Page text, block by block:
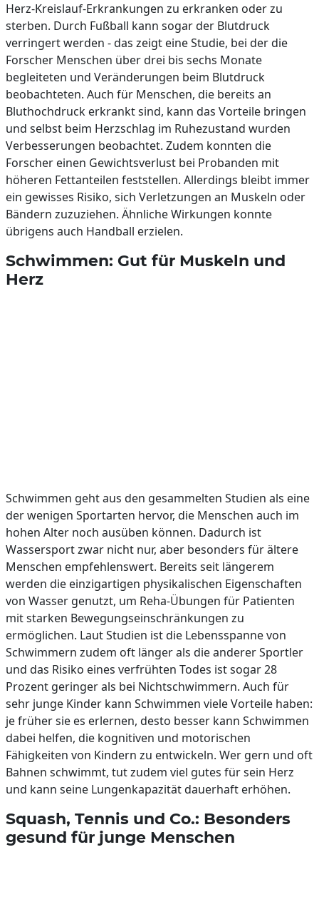
Herz-Kreislauf-Erkrankungen zu erkranken oder zu
sterben. Durch Fußball kann sogar der Blutdruck
verringert werden - das zeigt eine Studie, bei der die
Forscher Menschen über drei bis sechs Monate
begleiteten und Veränderungen beim Blutdruck
beobachteten. Auch für Menschen, die bereits an
Bluthochdruck erkrankt sind, kann das Vorteile bringen
und selbst beim Herzschlag im Ruhezustand wurden
Verbesserungen beobachtet. Zudem konnten die
Forscher einen Gewichtsverlust bei Probanden mit
höheren Fettanteilen feststellen. Allerdings bleibt immer
ein gewisses Risiko, sich Verletzungen an Muskeln oder
Bändern zuzuziehen. Ähnliche Wirkungen konnte
übrigens auch Handball erzielen.
Schwimmen: Gut für Muskeln und
Herz
Schwimmen geht aus den gesammelten Studien als eine
der wenigen Sportarten hervor, die Menschen auch im
hohen Alter noch ausüben können. Dadurch ist
Wassersport zwar nicht nur, aber besonders für ältere
Menschen empfehlenswert. Bereits seit längerem
werden die einzigartigen physikalischen Eigenschaften
von Wasser genutzt, um Reha-Übungen für Patienten
mit starken Bewegungseinschränkungen zu
ermöglichen. Laut Studien ist die Lebensspanne von
Schwimmern zudem oft länger als die anderer Sportler
und das Risiko eines verfrühten Todes ist sogar 28
Prozent geringer als bei Nichtschwimmern. Auch für
sehr junge Kinder kann Schwimmen viele Vorteile haben:
je früher sie es erlernen, desto besser kann Schwimmen
dabei helfen, die kognitiven und motorischen
Fähigkeiten von Kindern zu entwickeln. Wer gern und oft
Bahnen schwimmt, tut zudem viel gutes für sein Herz
und kann seine Lungenkapazität dauerhaft erhöhen.
Squash, Tennis und Co.: Besonders
gesund für junge Menschen